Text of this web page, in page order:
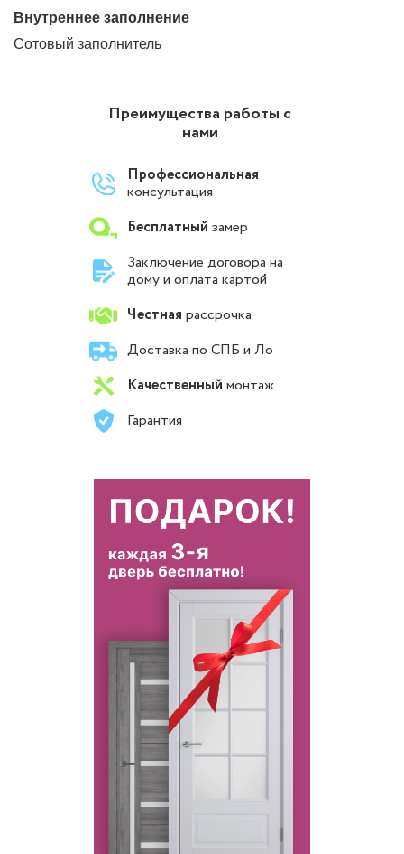
Внутреннее заполнение
Сотовый заполнитель
Преимущества работы с
нами
Профессиональная
консультация
Бесплатный замер
Заключение договора на
дому и оплата картой
Честная рассрочка
Доставка по СПБ и Ло
Качественный монтаж
Гарантия